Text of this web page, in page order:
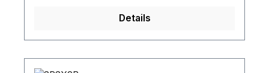
Details